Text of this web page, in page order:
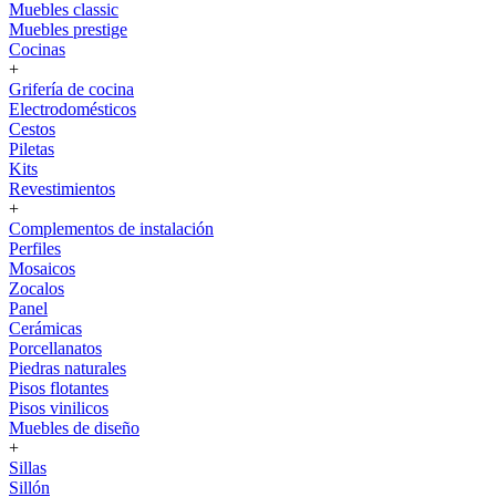
Muebles classic
Muebles prestige
Cocinas
+
Grifería de cocina
Electrodomésticos
Cestos
Piletas
Kits
Revestimientos
+
Complementos de instalación
Perfiles
Mosaicos
Zocalos
Panel
Cerámicas
Porcellanatos
Piedras naturales
Pisos flotantes
Pisos vinilicos
Muebles de diseño
+
Sillas
Sillón